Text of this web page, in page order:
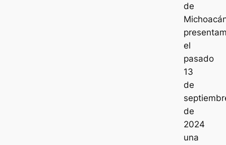
de
el
pasado
13
de
de
2024
una